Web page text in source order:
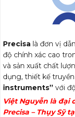
Precisa là đơn vị
độ chính xác cao
và sản xuất chất
dụng, thiết kế
instruments” với
Việt Nguyễn là đại
Precisa – Thụy Sỹ